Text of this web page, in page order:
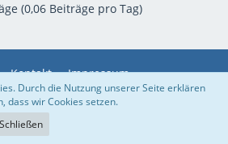
(0,06 Beiträge pro Tag)
Kontakt Impressum
Software:
Durch die Nutzung unserer Seite erklären
dass wir Cookies setzen.
Schließen